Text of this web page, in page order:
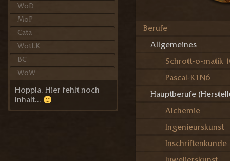
WoD
MoP
Cata
WotLK
BC
WoW
Hoppla. Hier fehlt noch
Inhalt…
Berufe
Allgemeines
Schrott-o-matik
Pascal-K1N6
Hauptberufe
Alchemie
Ingenieurskunst
Inschriftenkunde